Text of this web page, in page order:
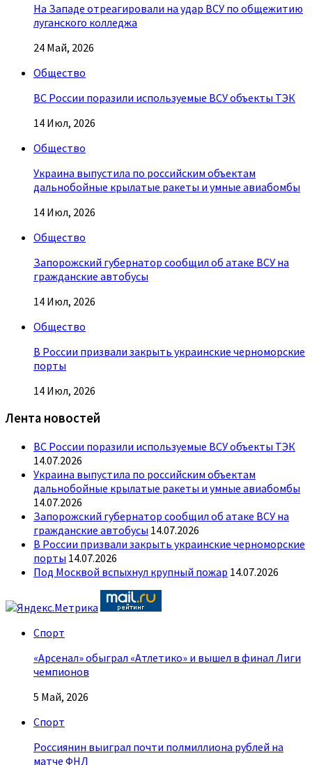
На Западе отреагировали на удар ВСУ по общежитию
луганского колледжа
24 Май, 2026
Общество
ВС России поразили используемые ВСУ объекты ТЭК
14 Июл, 2026
Общество
Украина выпустила по российским объектам
дальнобойные крылатые ракеты и умные авиабомбы
14 Июл, 2026
Общество
Запорожский губернатор сообщил об атаке ВСУ на
гражданские автобусы
14 Июл, 2026
Общество
В России призвали закрыть украинские черноморские
порты
14 Июл, 2026
Лента новостей
ВС России поразили используемые ВСУ объекты ТЭК
14.07.2026
Украина выпустила по российским объектам
дальнобойные крылатые ракеты и умные авиабомбы
14.07.2026
Запорожский губернатор сообщил об атаке ВСУ на
гражданские автобусы 14.07.2026
В России призвали закрыть украинские черноморские
порты 14.07.2026
Под Москвой вспыхнул крупный пожар 14.07.2026
Спорт
«Арсенал» обыграл «Атлетико» и вышел в финал Лиги
чемпионов
5 Май, 2026
Спорт
Россиянин выиграл почти полмиллиона рублей на
матче ФНЛ